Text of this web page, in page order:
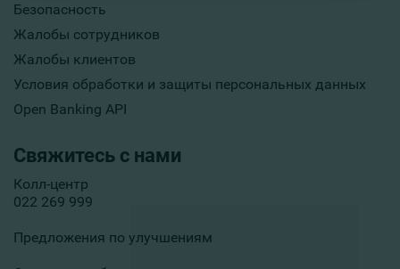
Безопасность
Жалобы сотрудников
Жалобы клиентов
Условия обработки и защиты персональных данных
Open Banking API
Свяжитесь с нами
Колл-центр
022 269 999
Предложения по улучшениям